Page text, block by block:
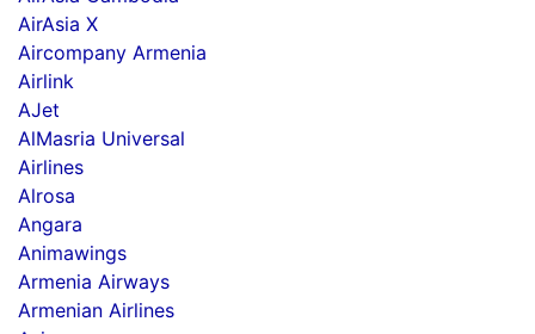
AirAsia X
Aircompany Armenia
Airlink
AJet
AlMasria Universal
Airlines
Alrosa
Angara
Animawings
Armenia Airways
Armenian Airlines